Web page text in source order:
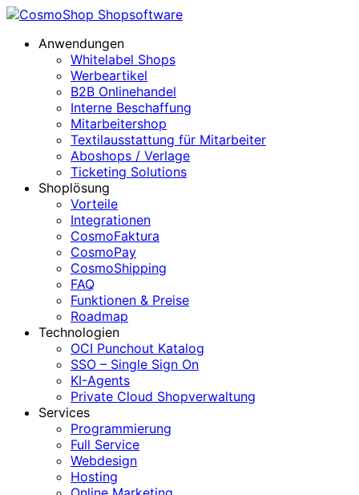
Anwendungen
Whitelabel Shops
Werbeartikel
B2B Onlinehandel
Interne Beschaffung
Mitarbeitershop
Textilausstattung für Mitarbeiter
Aboshops / Verlage
Ticketing Solutions
Shoplösung
Vorteile
Integrationen
CosmoFaktura
CosmoPay
CosmoShipping
FAQ
Funktionen & Preise
Roadmap
Technologien
OCI Punchout Katalog
SSO – Single Sign On
KI-Agents
Private Cloud Shopverwaltung
Services
Programmierung
Full Service
Webdesign
Hosting